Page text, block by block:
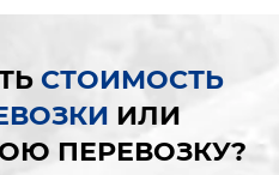
СТОИМОСТЬ
ИЛИ
ПЕРЕВОЗКУ?